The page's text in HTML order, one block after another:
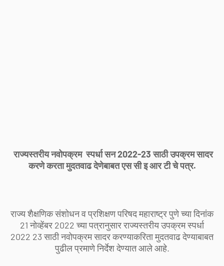
राज्यस्तरीय नवोपक्रम स्पर्धा सन 2022-23 साठी उपक्रम सादर
करणे करता मुदतवाढ देणेबाबत एस सी इ आर टी चे पत्र.
राज्य शैक्षणिक संशोधन व प्रशिक्षण परिषद महाराष्ट्र पुणे च्या दिनांक
21 नोव्हेंबर 2022 च्या पत्रानुसार राज्यस्तरीय उपक्रम स्पर्धा
2022 23 साठी नवोपक्रम सादर करण्याकरिता मुदतवाढ देण्याबाबत
पुढील प्रमाणे निर्देश देण्यात आले आहे.